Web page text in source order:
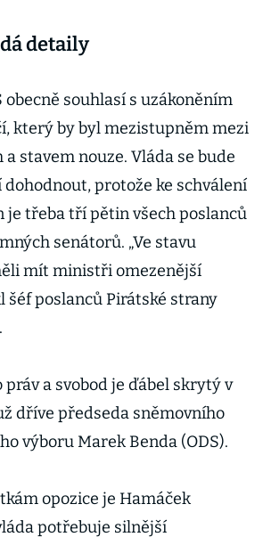
detaily
obecně souhlasí s uzákoněním
který by byl mezistupněm mezi
stavem nouze. Vláda se bude
protože ke schválení
je třeba tří pětin všech poslanců
senátorů. „Ve stavu
mít ministři omezenější
šéf poslanců Pirátské strany
práv a svobod je ďábel skrytý v
dříve předseda sněmovního
výboru Marek Benda (ODS).
opozice je Hamáček
potřebuje silnější